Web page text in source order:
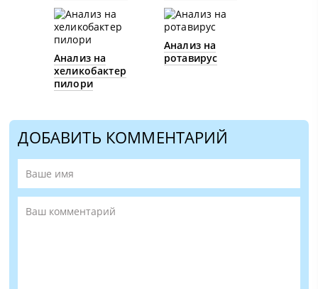
Анализ на
хеликобактер
пилори
Анализ на
ротавирус
ДОБАВИТЬ КОММЕНТАРИЙ